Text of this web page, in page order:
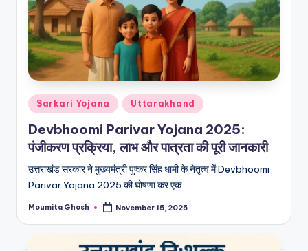
Posted
in
Sarkari Yojana Uttarakhand
Devbhoomi Parivar Yojana 2025:
पंजीकरण प्रक्रिया, लाभ और पात्रता की पूरी जानकारी
उत्तराखंड सरकार ने मुख्यमंत्री पुष्कर सिंह धामी के नेतृत्व में Devbhoomi
Parivar Yojana 2025 की घोषणा कर एक…
Posted
Moumita Ghosh November 15, 2025